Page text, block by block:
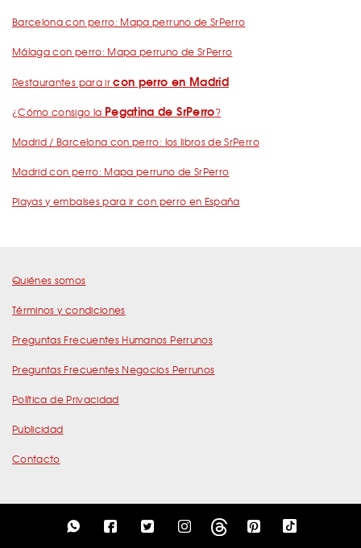
Barcelona con perro: Mapa perruno de SrPerro
Málaga con perro: Mapa perruno de SrPerro
Restaurantes para ircon perro en Madrid
¿Cómo consigo la Pegatina de SrPerro?
Madrid / Barcelona con perro: los libros de SrPerro
Madrid con perro: Mapa perruno de SrPerro
Playas y embalses para ir con perro en España
Quiénes somos
Términos y condiciones
Preguntas Frecuentes Humanos Perrunos
Preguntas Frecuentes Negocios Perrunos
Política de Privacidad
Publicidad
Contacto